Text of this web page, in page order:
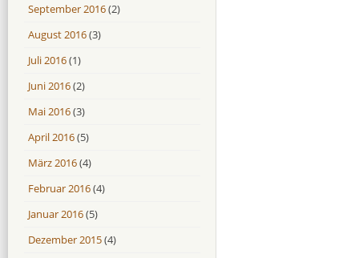
September 2016(2)
August 2016(3)
Juli 2016(1)
Juni 2016(2)
Mai 2016(3)
April 2016(5)
März 2016(4)
Februar 2016(4)
Januar 2016(5)
Dezember 2015(4)